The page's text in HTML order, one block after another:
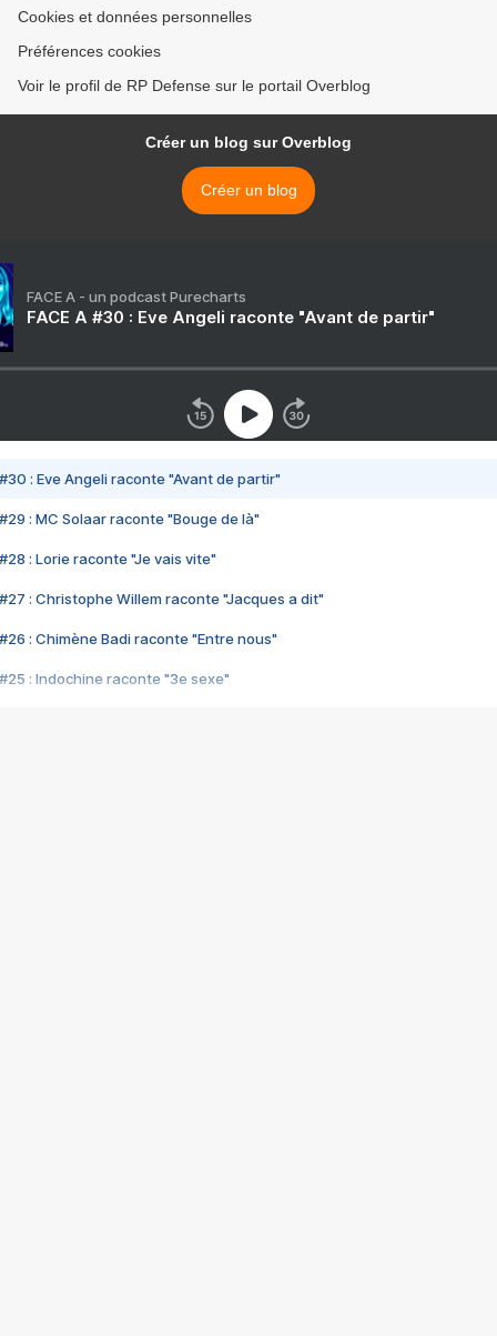
Cookies et données personnelles
Préférences cookies
Voir le profil de RP Defense sur le portail Overblog
Créer un blog sur Overblog
Créer un blog
FACE A - un podcast Purecharts
FACE A #30 : Eve Angeli raconte "Avant de partir"
#30 : Eve Angeli raconte "Avant de partir"
#29 : MC Solaar raconte "Bouge de là"
#28 : Lorie raconte "Je vais vite"
#27 : Christophe Willem raconte "Jacques a dit"
#26 : Chimène Badi raconte "Entre nous"
#25 : Indochine raconte "3e sexe"